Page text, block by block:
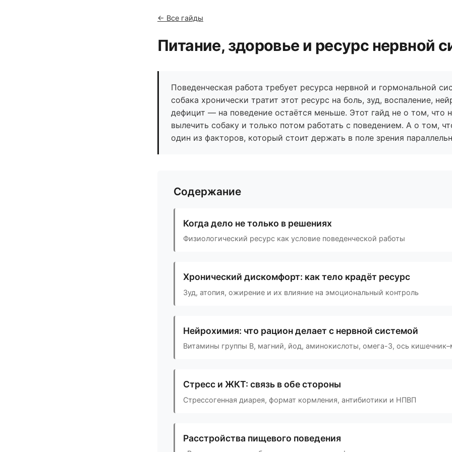
← Все гайды
Питание, здоровье и ресурс нервной
Поведенческая работа требует ресурса нервной и гормональной
собака хронически тратит этот ресурс на боль, зуд, воспаление,
дефицит — на поведение остаётся меньше. Этот гайд не о том, что
вылечить собаку и только потом работать с поведением. А о том,
один из факторов, который стоит держать в поле зрения
Содержание
Когда дело не только в решениях
Физиологический ресурс как условие поведенческой работы
Хронический дискомфорт: как тело крадёт ресурс
Зуд, атопия, ожирение и их влияние на эмоциональный контроль
Нейрохимия: что рацион делает с нервной системой
Витамины группы B, магний, йод, аминокислоты, омега-3, ось
Стресс и ЖКТ: связь в обе стороны
Стрессогенная диарея, формат кормления, антибиотики и НПВП
Расстройства пищевого поведения